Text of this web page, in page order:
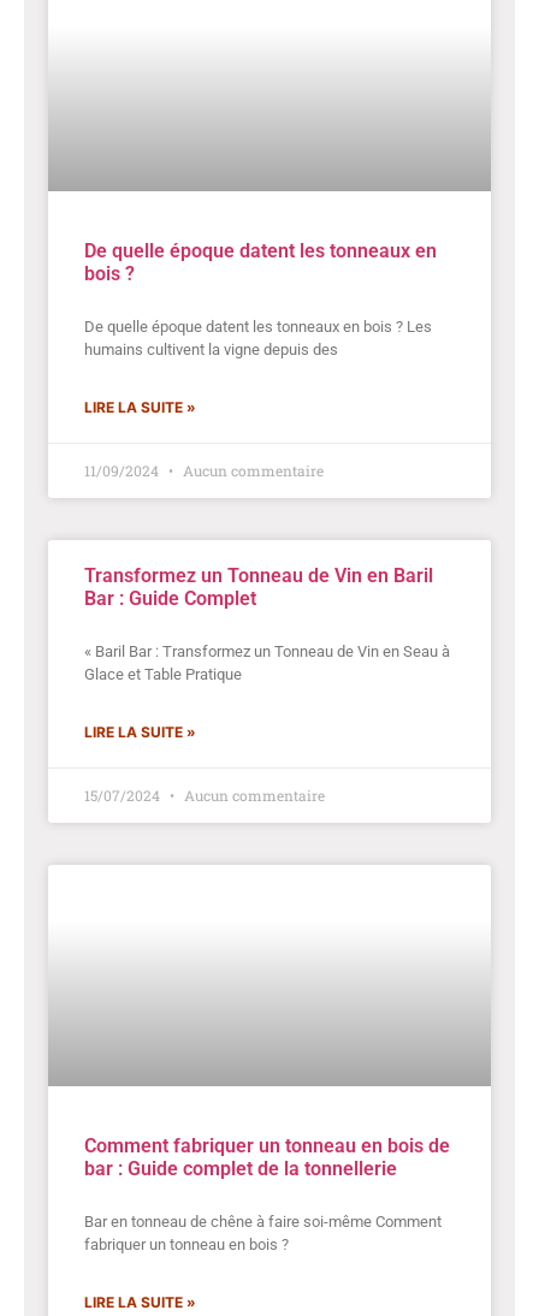
De quelle époque datent les tonneaux en
bois ?
De quelle époque datent les tonneaux en bois ? Les
humains cultivent la vigne depuis des
LIRE LA SUITE »
11/09/2024 Aucun commentaire
Transformez un Tonneau de Vin en Baril
Bar : Guide Complet
« Baril Bar : Transformez un Tonneau de Vin en Seau à
Glace et Table Pratique
LIRE LA SUITE »
15/07/2024 Aucun commentaire
Comment fabriquer un tonneau en bois de
bar : Guide complet de la tonnellerie
Bar en tonneau de chêne à faire soi-même Comment
fabriquer un tonneau en bois ?
LIRE LA SUITE »